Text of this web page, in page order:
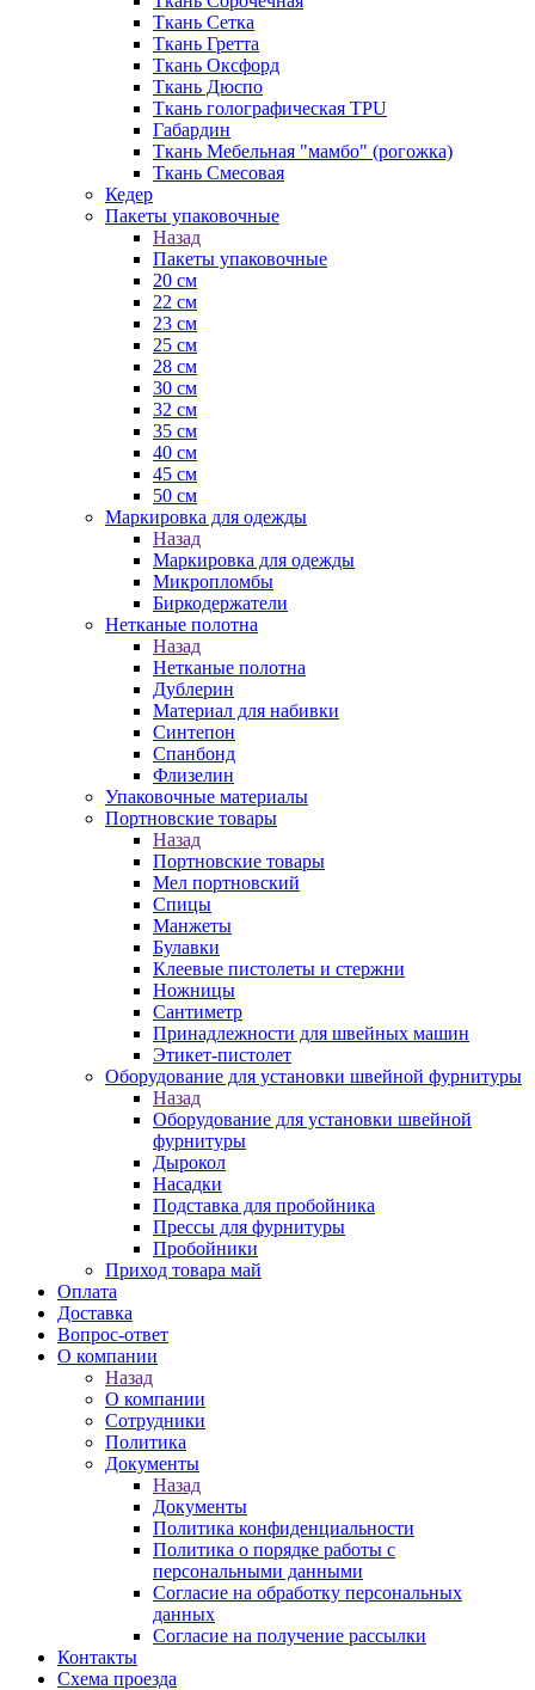
Ткань Сетка
Ткань Гретта
Ткань Оксфорд
Ткань Дюспо
Ткань голографическая TPU
Габардин
Ткань Мебельная "мамбо" (рогожка)
Ткань Смесовая
Кедер
Пакеты упаковочные
Назад
Пакеты упаковочные
20 см
22 см
23 см
25 см
28 см
30 см
32 см
35 см
40 см
45 см
50 см
Маркировка для одежды
Назад
Маркировка для одежды
Микропломбы
Биркодержатели
Нетканые полотна
Назад
Нетканые полотна
Дублерин
Материал для набивки
Синтепон
Спанбонд
Флизелин
Упаковочные материалы
Портновские товары
Назад
Портновские товары
Мел портновский
Спицы
Манжеты
Булавки
Клеевые пистолеты и стержни
Ножницы
Сантиметр
Принадлежности для швейных машин
Этикет-пистолет
Оборудование для установки швейной фурнитуры
Назад
Оборудование для установки швейной
фурнитуры
Дырокол
Насадки
Подставка для пробойника
Прессы для фурнитуры
Пробойники
Приход товара май
Оплата
Доставка
Вопрос-ответ
О компании
Назад
О компании
Сотрудники
Политика
Документы
Назад
Документы
Политика конфиденциальности
Политика о порядке работы с
персональными данными
Согласие на обработку персональных
данных
Согласие на получение рассылки
Контакты
Схема проезда